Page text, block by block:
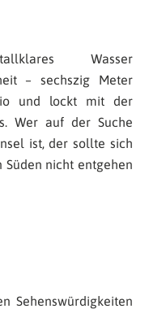
Wasser
– sechszig Meter
und lockt mit der
Wer auf der Suche
ist, der sollte sich
Süden nicht entgehen
Sehenswürdigkeiten